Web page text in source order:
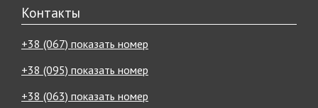
Контакты
+38 (067) показать номер
+38 (095) показать номер
+38 (063) показать номер